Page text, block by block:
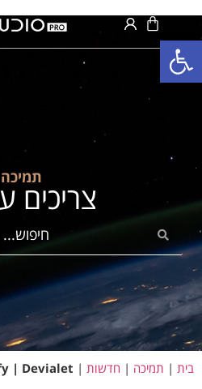
פתח סרגל נגישות
תמיכה
צריכים
בית | תמיכה | חדשות |
| Devialet